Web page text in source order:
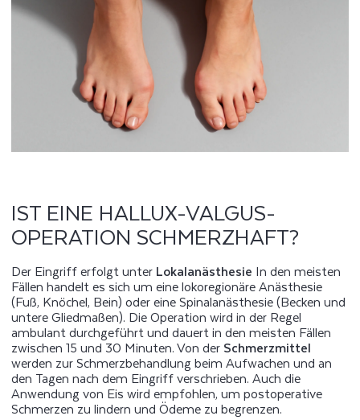
IST EINE HALLUX-VALGUS-
OPERATION SCHMERZHAFT?
Der Eingriff erfolgt unter Lokalanästhesie In den meisten
Fällen handelt es sich um eine lokoregionäre Anästhesie
(Fuß, Knöchel, Bein) oder eine Spinalanästhesie (Becken und
untere Gliedmaßen). Die Operation wird in der Regel
ambulant durchgeführt und dauert in den meisten Fällen
zwischen 15 und 30 Minuten. Von der Schmerzmittel
werden zur Schmerzbehandlung beim Aufwachen und an
den Tagen nach dem Eingriff verschrieben. Auch die
Anwendung von Eis wird empfohlen, um postoperative
Schmerzen zu lindern und Ödeme zu begrenzen.